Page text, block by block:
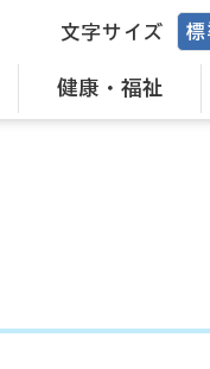
健康・福祉
文字サイズ 標